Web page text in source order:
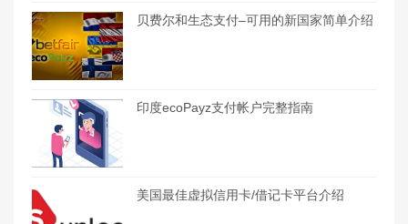
贝费尔和生态支付–可用的新国家简单介绍
印度ecoPayz支付帐户完整指南
美国最佳虚拟信用卡/借记卡平台介绍